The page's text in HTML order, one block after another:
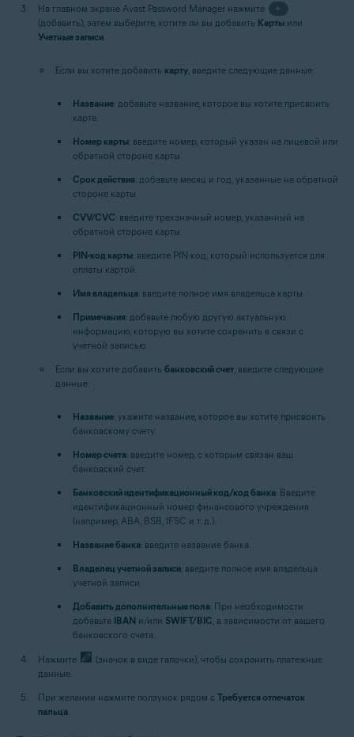
На главном экране Avast Password Manager нажмите
+
(добавить), затем выберите, хотите ли вы добавить Карты или
Учетные записи.
Если вы хотите добавить карту, введите следующие данные:
Название: добавьте название, которое вы хотите присвоить
карте.
Номер карты: введите номер, который указан на лицевой или
обратной стороне карты.
Срок действия: добавьте месяц и год, указанные на обратной
стороне карты.
CVV/CVC: введите трехзначный номер, указанный на
обратной стороне карты.
PIN-код карты: введите PIN-код, который используется для
оплаты картой.
Имя владельца: введите полное имя владельца карты.
Примечания: добавьте любую другую актуальную
информацию, которую вы хотите сохранить в связи с
учетной записью.
Если вы хотите добавить банковский счет, введите следующие
данные:
Название: укажите название, которое вы хотите присвоить
банковскому счету.
Номер счета: введите номер, с которым связан ваш
банковский счет.
Банковский идентификационный код/код банка: Введите
идентификационный номер финансового учреждения
(например, ABA, BSB, IFSC и т. д.).
Название банка: введите название банка.
Владелец учетной записи: введите полное имя владельца
учетной записи.
Добавить дополнительные поля: При необходимости
добавьте IBAN и/или SWIFT/BIC, в зависимости от вашего
банковского счета.
Нажмите
(значок в виде галочки), чтобы сохранить платежные
данные.
При желании нажмите ползунок рядом с Требуется отпечаток
пальца.